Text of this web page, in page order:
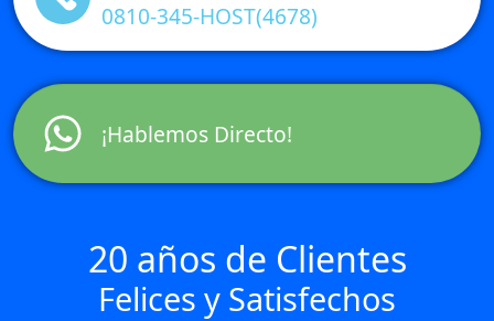
0810-345-HOST(4678)
¡Hablemos Directo!
20 años de Clientes
Felices y Satisfechos